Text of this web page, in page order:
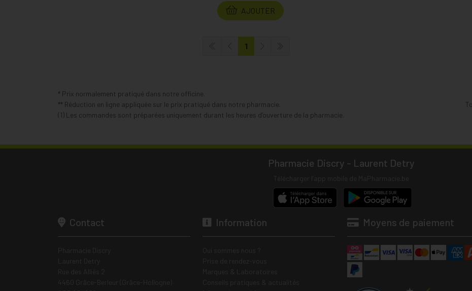
AJOUTER
1
* Prix normalement pratiqué dans notre officine.
** Réduction en ligne appliquée sur le prix pratiqué dans notre pharmacie.
(1) Les commandes sont préparées uniquement durant les heures d’ouverture de la pharmacie.
Pharmacie Discry - Laurent Detry
Contact Information Moyens de paiement